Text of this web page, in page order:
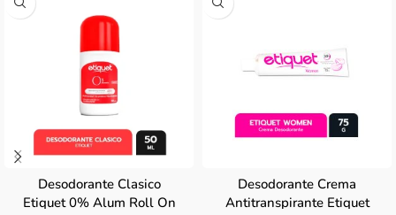
Desodorante Clasico
Etiquet 0% Alum Roll On
Desodorante Crema
Antitranspirante Etiquet